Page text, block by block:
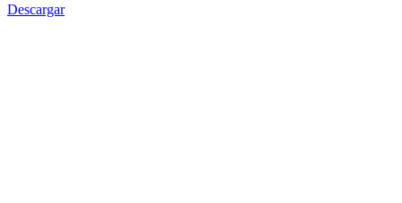
Descargar